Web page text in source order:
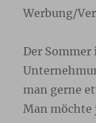
Werbung/
Der
man gerne
Man möchte